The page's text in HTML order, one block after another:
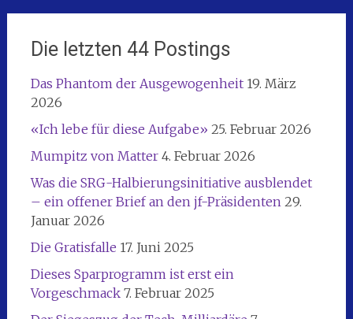
Die letzten 44 Postings
Das Phantom der Ausgewogenheit 19. März
2026
«Ich lebe für diese Aufgabe» 25. Februar 2026
Mumpitz von Matter 4. Februar 2026
Was die SRG-Halbierungsinitiative ausblendet
– ein offener Brief an den jf-Präsidenten 29.
Januar 2026
Die Gratisfalle 17. Juni 2025
Dieses Sparprogramm ist erst ein
Vorgeschmack 7. Februar 2025